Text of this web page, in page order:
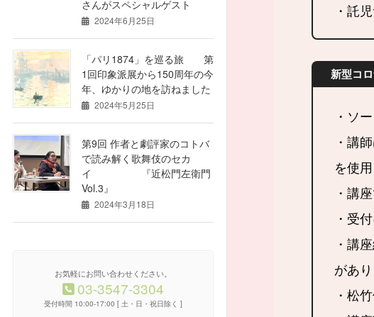
さんがスペシャルゲスト
2024年6月25日
「パリ1874」を巡る旅 第
1回印象派展から150周年の今
年、ゆかりの地を訪ねました
2024年5月25日
第9回 作者と劇評家のコトバ
で読み解く歌舞伎のセカ
イ 『近松門左衛門
Vol.3』
2024年3月18日
お気軽にお問い合わせください。
03-3547-3304
受付時間 10:00-17:00 [ 土・日・祝日除く ]
・託
新型コ
・ソ
・講
を使用
・講
・受
・講
があり
・松